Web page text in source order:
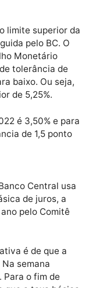
Amplo (IPCA)
foi ajustada de
como para
no limite superior
pelo BC. O
Monetário
para baixo. Ou
de 5,25%.
2022 é 3,50% e